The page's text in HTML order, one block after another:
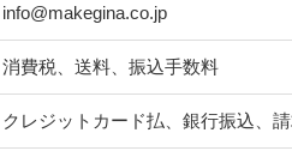
info@makegina.co.jp
消費税、送料、振込手数料
クレジットカード払、銀行振込、